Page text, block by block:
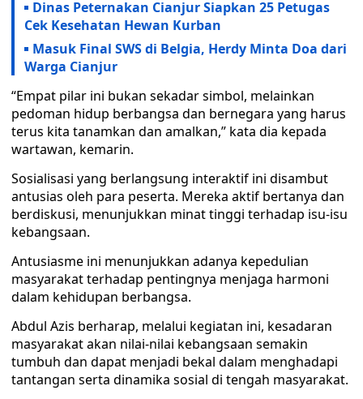
Dinas Peternakan Cianjur Siapkan 25 Petugas
Cek Kesehatan Hewan Kurban
Masuk Final SWS di Belgia, Herdy Minta Doa dari
Warga Cianjur
“Empat pilar ini bukan sekadar simbol, melainkan
pedoman hidup berbangsa dan bernegara yang harus
terus kita tanamkan dan amalkan,” kata dia kepada
wartawan, kemarin.
Sosialisasi yang berlangsung interaktif ini disambut
antusias oleh para peserta. Mereka aktif bertanya dan
berdiskusi, menunjukkan minat tinggi terhadap isu-isu
kebangsaan.
Antusiasme ini menunjukkan adanya kepedulian
masyarakat terhadap pentingnya menjaga harmoni
dalam kehidupan berbangsa.
Abdul Azis berharap, melalui kegiatan ini, kesadaran
masyarakat akan nilai-nilai kebangsaan semakin
tumbuh dan dapat menjadi bekal dalam menghadapi
tantangan serta dinamika sosial di tengah masyarakat.